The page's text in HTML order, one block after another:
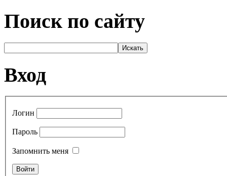
Поиск по сайту
Вход
Логин
Пароль
Запомнить меня